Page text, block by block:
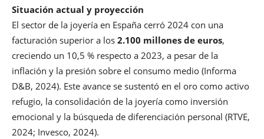
Situación actual y proyección
El sector de la joyería en España cerró 2024 con una
facturación superior a los 2.100 millones de euros,
creciendo un 10,5 % respecto a 2023, a pesar de la
inflación y la presión sobre el consumo medio (Informa
D&B, 2024). Este avance se sustentó en el oro como activo
refugio, la consolidación de la joyería como inversión
emocional y la búsqueda de diferenciación personal (RTVE,
2024; Invesco, 2024).